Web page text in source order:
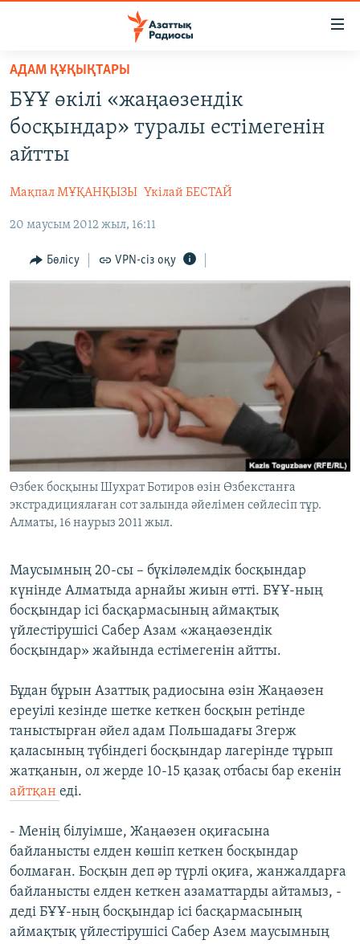
Skip
main
content
Skip
to
main
Skip
Search
САЯСАТ
AZATTYQTV
АДАМ ҚҰҚЫҚТАРЫ
ӘЛЕУМЕТ
ӘЛЕМ
АРНАЙЫ ЖОБАЛАР
Русский
ЖАЗЫЛЫҢЫЗ
АДАМ ҚҰҚЫҚТАРЫ
БҰҰ өкілі «жаңаөзендік
босқындар» туралы естімегенін
айтты
Мақпал МҰҚАНҚЫЗЫ Үкілай БЕСТАЙ
20 маусым 2012 жыл, 16:11
Бөлісу VPN-сіз оқу
Өзбек босқыны Шухрат Ботиров өзін Өзбекстанға
экстрадициялаған сот залында әйелімен сөйлесіп тұр.
Алматы, 16 наурыз 2011 жыл.
Маусымның 20-сы – бүкіләлемдік босқындар
күнінде Алматыда арнайы жиын өтті. БҰҰ-ның
босқындар ісі басқармасының аймақтық
үйлестірушісі Сабер Азам «жаңаөзендік
босқындар» жайында естімегенін айтты.
Бұдан бұрын Азаттық радиосына өзін Жаңаөзен
ереуілі кезінде шетке кеткен босқын ретінде
таныстырған әйел адам Польшадағы Згерж
қаласының түбіндегі босқындар лагерінде тұрып
жатқанын, ол жерде 10-15 қазақ отбасы бар екенін
айтқан еді.
- Менің білуімше, Жаңаөзен оқиғасына
байланысты елден көшіп кеткен босқындар
болмаған. Босқын деп әр түрлі оқиға, жанжалдарға
байланысты елден кеткен азаматтарды айтамыз, -
деді БҰҰ-ның босқындар ісі басқармасының
аймақтық үйлестірушісі Сабер Азем маусымның